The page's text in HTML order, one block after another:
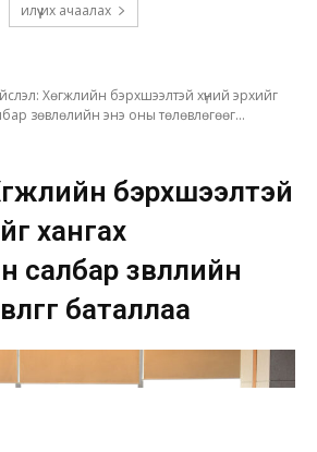
илүү их ачаалах